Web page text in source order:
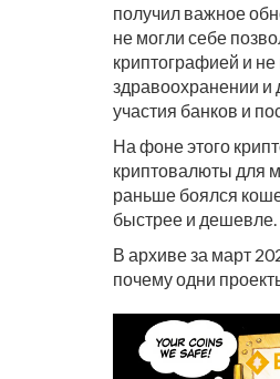
получил важное
не могли себе
криптографией и
здравоохранении и
участия банков и
На фоне этого
криптовалюты для
раньше боялся
быстрее и дешевле.
В архиве за март
почему одни